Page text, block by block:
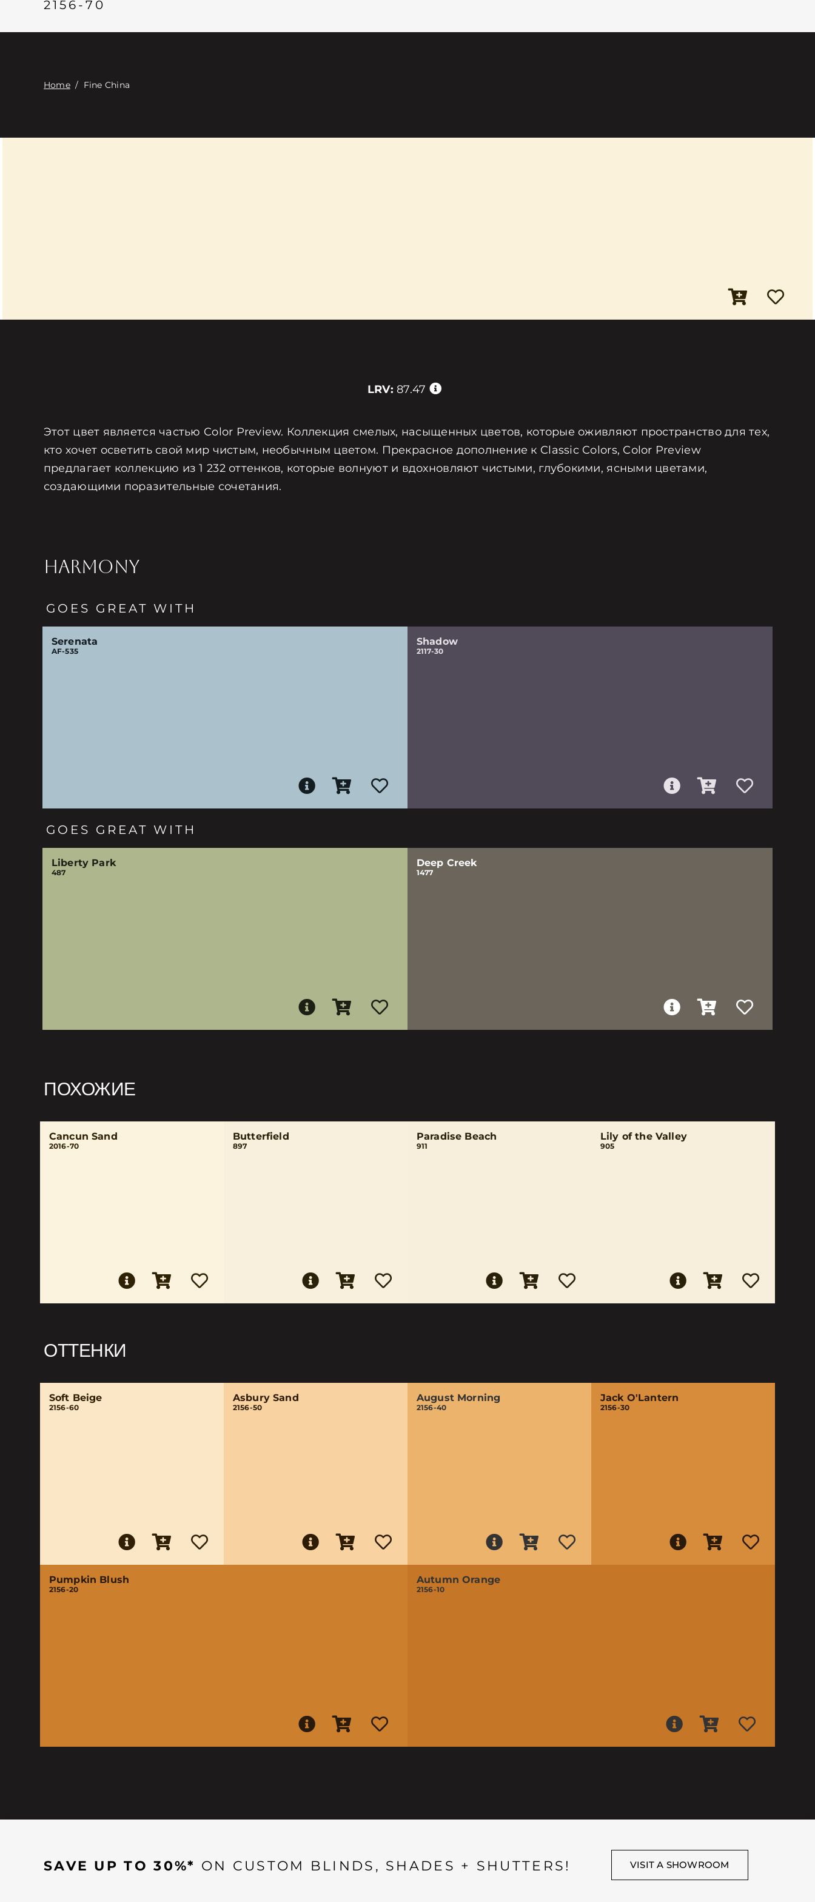
2156-70
Home/ Fine China
LRV: 87.47
Этот цвет является частью Color Preview. Коллекция смелых, насыщенных цветов, которые оживляют пространство для тех,
кто хочет осветить свой мир чистым, необычным цветом. Прекрасное дополнение к Classic Colors, Color Preview
предлагает коллекцию из 1 232 оттенков, которые волнуют и вдохновляют чистыми, глубокими, ясными цветами,
создающими поразительные сочетания.
HARMONY
GOES GREAT WITH
Serenata
AF-535
Shadow
2117-30
GOES GREAT WITH
Liberty Park
487
Deep Creek
1477
ПОХОЖИЕ
Cancun Sand
2016-70
Butterfield
897
Paradise Beach
911
Lily of the Valley
905
ОТТЕНКИ
Soft Beige
2156-60
Asbury Sand
2156-50
August Morning
2156-40
Jack O'Lantern
2156-30
Pumpkin Blush
2156-20
Autumn Orange
2156-10
SAVE UP TO 30%* ON CUSTOM BLINDS, SHADES + SHUTTERS! VISIT A SHOWROOM